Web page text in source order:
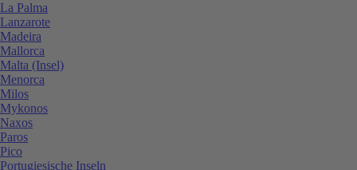
La Palma
Lanzarote
Madeira
Mallorca
Malta (Insel)
Menorca
Milos
Mykonos
Naxos
Paros
Pico
Portugiesische Inseln